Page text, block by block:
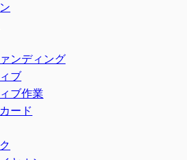
ンディング
ブ
ブ作業
ード